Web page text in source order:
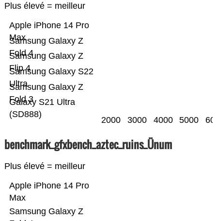
Plus élevé = meilleur
Galaxy S21 Ultra
(SD888)
Samsung Galaxy Z
Fold 3
Samsung Galaxy S22
Ultra
Samsung Galaxy Z
Flip 4
Samsung Galaxy Z
Fold 4
Apple iPhone 14 Pro
Max
2000 3000 4000 5000
benchmark_gfxbench_aztec_ruins_Ünum
Plus élevé = meilleur
Samsung Galaxy Z
Apple iPhone 14 Pro
Max